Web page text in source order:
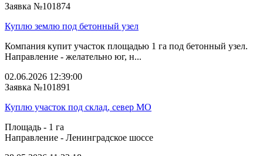
Заявка №101874
Куплю землю под бетонный узел
Компания купит участок площадью 1 га под бетонный узел.
Направление - желательно юг, н...
02.06.2026 12:39:00
Заявка №101891
Куплю участок под склад, север МО
Площадь - 1 га
Направление - Ленинградское шоссе